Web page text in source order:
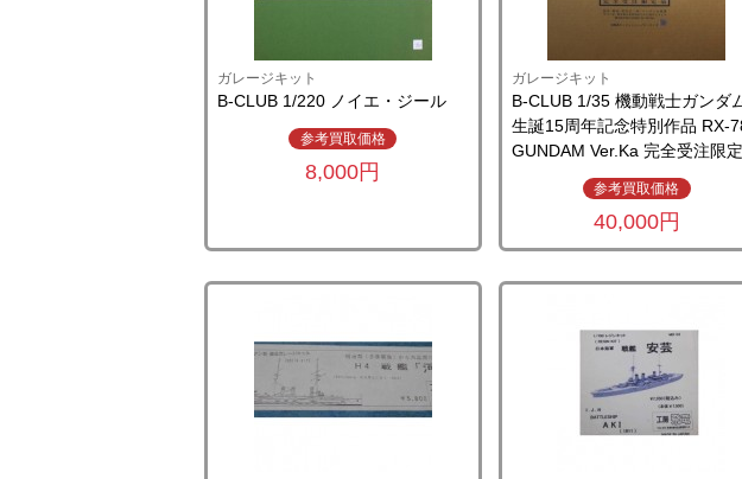
ガレージキット
B-CLUB 1/220 ノイエ・ジール
参考買取価格
8,000円
ガレージキット
B-CLUB 1/35 機動戦士ガンダ
生誕15周年記念特別作品 RX-
GUNDAM Ver.Ka 完全受注限
参考買取価格
40,000円